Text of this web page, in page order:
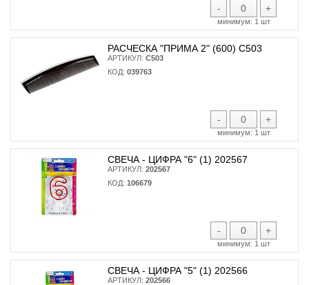
- +
минимум: 1 шт
РАСЧЕСКА "ПРИМА 2" (600) С503
АРТИКУЛ: С503
КОД: 039763
- +
минимум: 1 шт
СВЕЧА - ЦИФРА "6" (1) 202567
АРТИКУЛ: 202567
КОД: 106679
- +
минимум: 1 шт
СВЕЧА - ЦИФРА "5" (1) 202566
АРТИКУЛ: 202566